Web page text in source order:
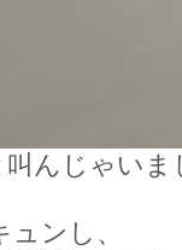
んじゃいま
ンし、